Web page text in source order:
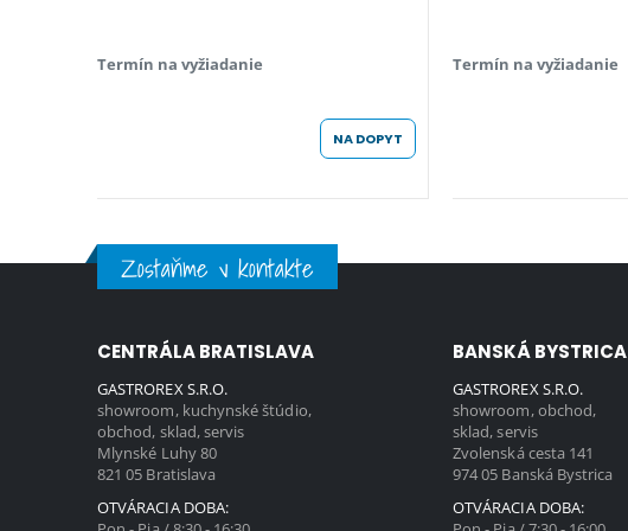
Termín na vyžiadanie
NA DOPYT
Termín na vyžiadanie
Zostaňme v kontakte
CENTRÁLA BRATISLAVA
GASTROREX S.R.O.
showroom, kuchynské štúdio,
obchod, sklad, servis
Mlynské Luhy 80
821 05 Bratislava
OTVÁRACIA DOBA:
BANSKÁ BYSTRICA
GASTROREX S.R.O.
showroom, obchod,
sklad, servis
Zvolenská cesta 141
974 05 Banská Bystrica
OTVÁRACIA DOBA: